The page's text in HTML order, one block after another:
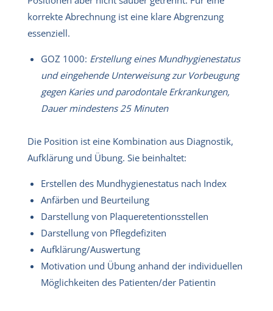
korrekte Abrechnung ist eine klare Abgrenzung
essenziell.
GOZ 1000: Erstellung eines Mundhygienestatus
und eingehende Unterweisung zur Vorbeugung
gegen Karies und parodontale Erkrankungen,
Dauer mindestens 25 Minuten
Die Position ist eine Kombination aus Diagnostik,
Aufklärung und Übung. Sie beinhaltet:
Erstellen des Mundhygienestatus nach Index
Anfärben und Beurteilung
Darstellung von Plaqueretentionsstellen
Darstellung von Pflegdefiziten
Aufklärung/Auswertung
Motivation und Übung anhand der individuellen
Möglichkeiten des Patienten/der Patientin